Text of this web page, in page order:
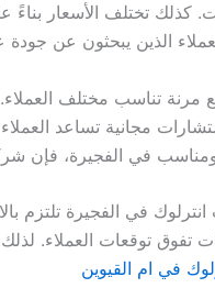
تختلف الأسعار
الذين يبحثون عن جودة
تناسب مختلف العملاء.
مجانية تساعد
في الفجيرة، فإن
في الفجيرة تلتزم
توقعات العملاء.
في ام القيوين